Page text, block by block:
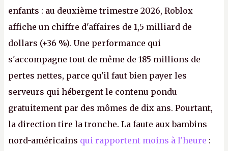
enfants : au deuxième trimestre 2026, Roblox
affiche un chiffre d'affaires de 1,5 milliard de
dollars (+36 %). Une performance qui
s'accompagne tout de même de 185 millions de
pertes nettes, parce qu'il faut bien payer les
serveurs qui hébergent le contenu pondu
gratuitement par des mômes de dix ans. Pourtant,
la direction tire la tronche. La faute aux bambins
nord-américains qui rapportent moins à l'heure :